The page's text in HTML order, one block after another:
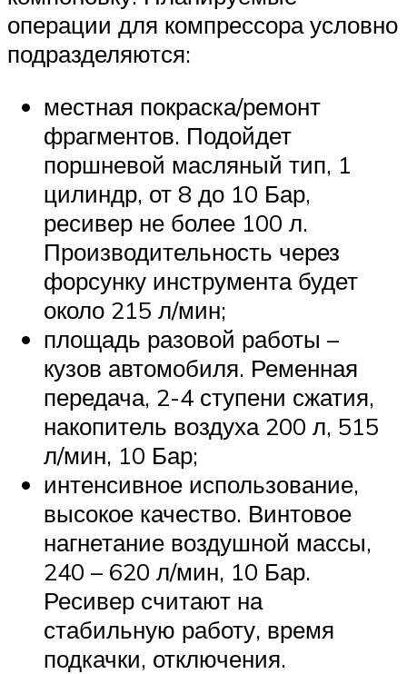
операции для компрессора условно
подразделяются:
местная покраска/ремонт
фрагментов. Подойдет
поршневой масляный тип, 1
цилиндр, от 8 до 10 Бар,
ресивер не более 100 л.
Производительность через
форсунку инструмента будет
около 215 л/мин;
площадь разовой работы –
кузов автомобиля. Ременная
передача, 2-4 ступени сжатия,
накопитель воздуха 200 л, 515
л/мин, 10 Бар;
интенсивное использование,
высокое качество. Винтовое
нагнетание воздушной массы,
240 – 620 л/мин, 10 Бар.
Ресивер считают на
стабильную работу, время
подкачки, отключения.